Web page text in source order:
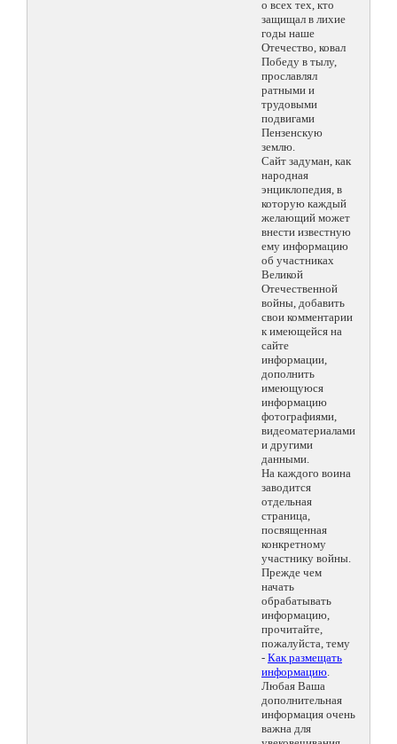
о всех тех, кто
защищал в лихие
годы наше
Отечество, ковал
Победу в тылу,
прославлял
ратными и
трудовыми
подвигами
Пензенскую
землю.
Сайт задуман, как
народная
энциклопедия, в
которую каждый
желающий может
внести известную
ему информацию
об участниках
Великой
Отечественной
войны, добавить
свои комментарии
к имеющейся на
сайте
информации,
дополнить
имеющуюся
информацию
фотографиями,
видеоматериалами
и другими
данными.
На каждого воина
заводится
отдельная
страница,
посвященная
конкретному
участнику войны.
Прежде чем
начать
обрабатывать
информацию,
прочитайте,
пожалуйста, тему
- Как размещать
информацию.
Любая Ваша
дополнительная
информация очень
важна для